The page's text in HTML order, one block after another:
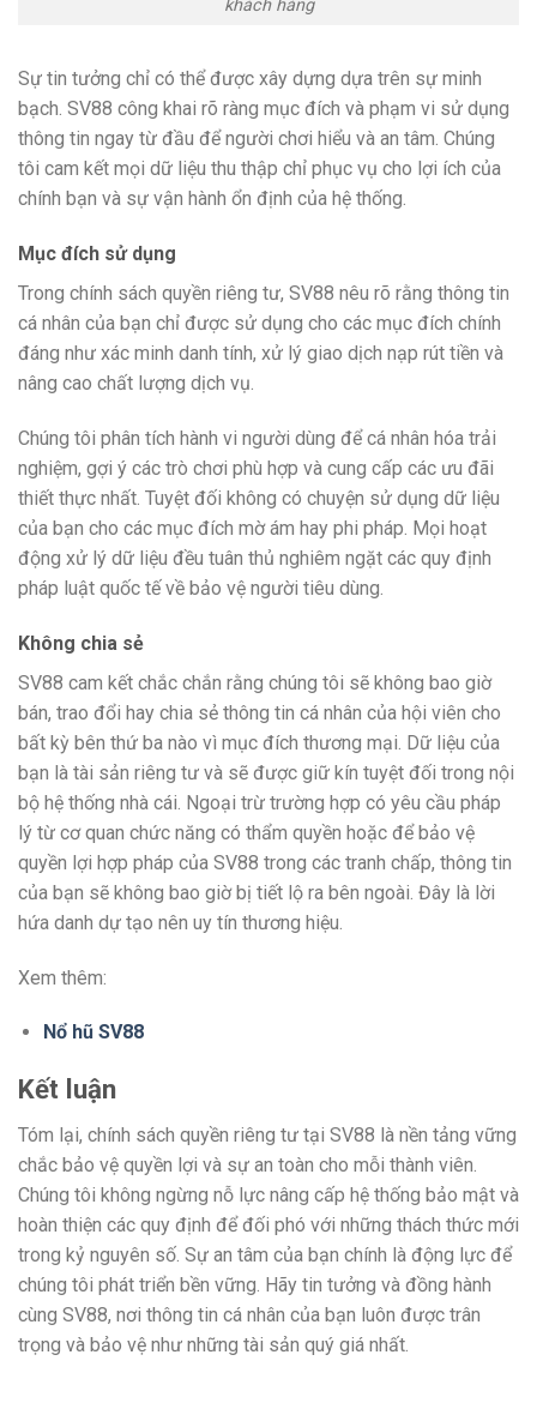
khách hàng
Sự tin tưởng chỉ có thể được xây dựng dựa trên sự minh
bạch. SV88 công khai rõ ràng mục đích và phạm vi sử dụng
thông tin ngay từ đầu để người chơi hiểu và an tâm. Chúng
tôi cam kết mọi dữ liệu thu thập chỉ phục vụ cho lợi ích của
chính bạn và sự vận hành ổn định của hệ thống.
Mục đích sử dụng
Trong chính sách quyền riêng tư, SV88 nêu rõ rằng thông tin
cá nhân của bạn chỉ được sử dụng cho các mục đích chính
đáng như xác minh danh tính, xử lý giao dịch nạp rút tiền và
nâng cao chất lượng dịch vụ.
Chúng tôi phân tích hành vi người dùng để cá nhân hóa trải
nghiệm, gợi ý các trò chơi phù hợp và cung cấp các ưu đãi
thiết thực nhất. Tuyệt đối không có chuyện sử dụng dữ liệu
của bạn cho các mục đích mờ ám hay phi pháp. Mọi hoạt
động xử lý dữ liệu đều tuân thủ nghiêm ngặt các quy định
pháp luật quốc tế về bảo vệ người tiêu dùng.
Không chia sẻ
SV88 cam kết chắc chắn rằng chúng tôi sẽ không bao giờ
bán, trao đổi hay chia sẻ thông tin cá nhân của hội viên cho
bất kỳ bên thứ ba nào vì mục đích thương mại. Dữ liệu của
bạn là tài sản riêng tư và sẽ được giữ kín tuyệt đối trong nội
bộ hệ thống nhà cái. Ngoại trừ trường hợp có yêu cầu pháp
lý từ cơ quan chức năng có thẩm quyền hoặc để bảo vệ
quyền lợi hợp pháp của SV88 trong các tranh chấp, thông tin
của bạn sẽ không bao giờ bị tiết lộ ra bên ngoài. Đây là lời
hứa danh dự tạo nên uy tín thương hiệu.
Xem thêm:
Nổ hũ SV88
Kết luận
Tóm lại, chính sách quyền riêng tư tại SV88 là nền tảng vững
chắc bảo vệ quyền lợi và sự an toàn cho mỗi thành viên.
Chúng tôi không ngừng nỗ lực nâng cấp hệ thống bảo mật và
hoàn thiện các quy định để đối phó với những thách thức mới
trong kỷ nguyên số. Sự an tâm của bạn chính là động lực để
chúng tôi phát triển bền vững. Hãy tin tưởng và đồng hành
cùng SV88, nơi thông tin cá nhân của bạn luôn được trân
trọng và bảo vệ như những tài sản quý giá nhất.